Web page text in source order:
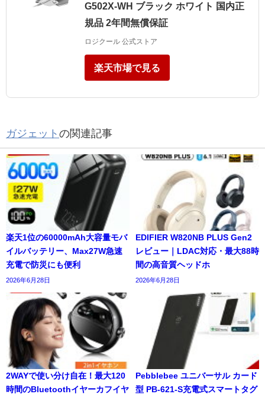
G502X-WH ブラック ホワイト 国内正
規品 2年間無償保証
ロジクール 公式ストア
楽天市場で見る
ガジェット の関連記事
楽天1位の60000mAh大容量モバ
イルバッテリー、Max27W急速
充電で防災にも便利
2026年6月28日
EDIFIER W820NB PLUS Gen2
レビュー｜LDAC対応・最大88時
間の高音質ヘッドホ
2026年6月28日
2WAYで使い分け自在！最大120
時間のBluetoothイヤーカフイヤ
Pebblebee ユニバーサル カード
型 PB-621-S充電式スマートタグ